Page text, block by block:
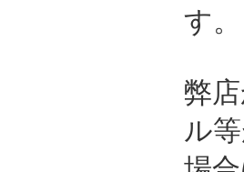
す。
弊
ル